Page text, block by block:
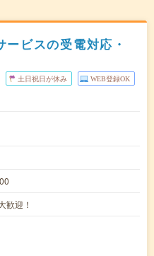
ービスの受電対応・
土日祝日が休み WEB登録OK
歓迎！